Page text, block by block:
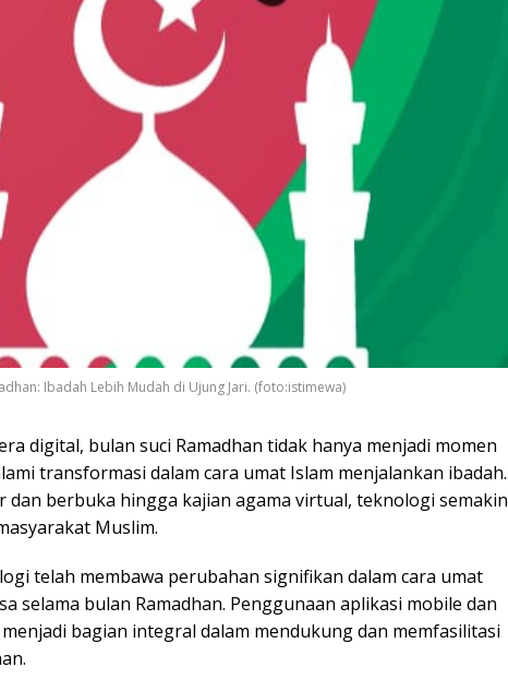
Ibadah Lebih Mudah di Ujung Jari. (foto:istimewa)
digital, bulan suci Ramadhan tidak hanya menjadi momen
transformasi dalam cara umat Islam menjalankan ibadah.
dan berbuka hingga kajian agama virtual, teknologi semakin
Muslim.
telah membawa perubahan signifikan dalam cara umat
selama bulan Ramadhan. Penggunaan aplikasi mobile dan
bagian integral dalam mendukung dan memfasilitasi